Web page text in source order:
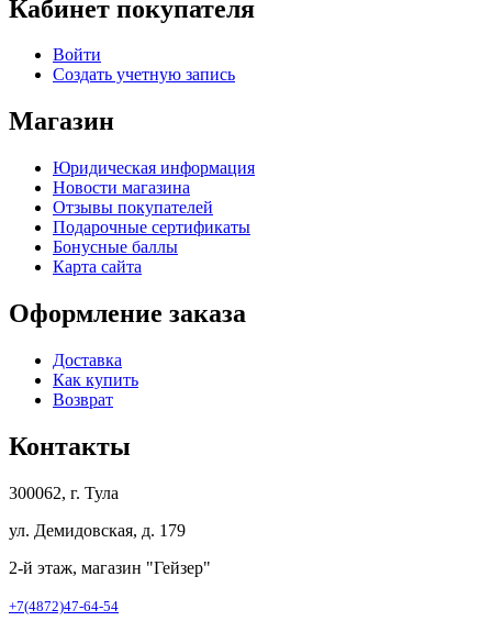
Кабинет покупателя
Войти
Создать учетную запись
Магазин
Юридическая информация
Новости магазина
Отзывы покупателей
Подарочные сертификаты
Бонусные баллы
Карта сайта
Оформление заказа
Доставка
Как купить
Возврат
Контакты
300062, г. Тула
ул. Демидовская, д. 179
2-й этаж, магазин "Гейзер"
+7(4872)47-64-54